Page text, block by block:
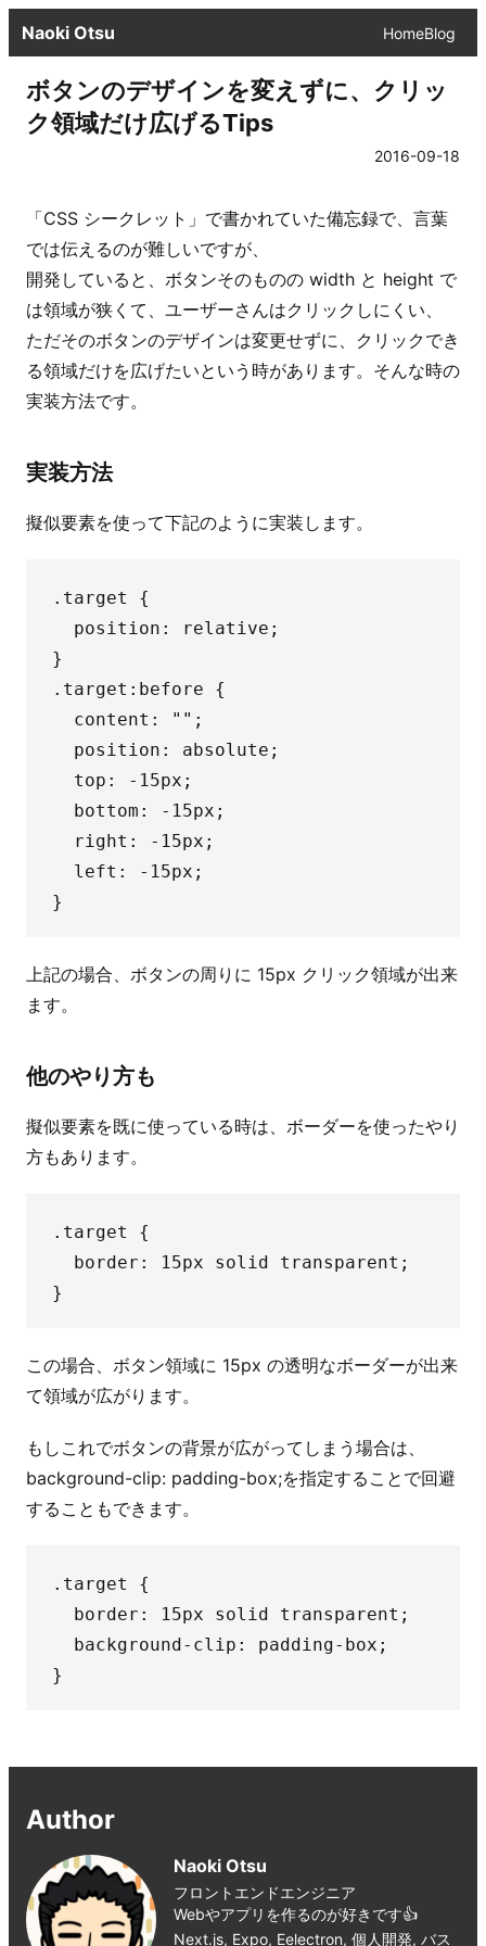
Naoki Otsu HomeBlog
ボタンのデザインを変えずに、クリッ
ク領域だけ広げるTips
2016-09-18
「CSS シークレット 」で書かれていた備忘録で、言葉
では伝えるのが難しいですが、
開発していると、ボタンそのものの width と height で
は領域が狭くて、ユーザーさんはクリックしにくい、
ただそのボタンのデザインは変更せずに、クリックでき
る領域だけを広げたいという時があります。そんな時の
実装方法です。
実装方法
擬似要素を使って下記のように実装します。
.target {
  position: relative;
}
.target:before {
  content: "";
  position: absolute;
  top: -15px;
  bottom: -15px;
  right: -15px;
  left: -15px;
上記の場合、ボタンの周りに 15px クリック領域が出来
ます。
他のやり方も
擬似要素を既に使っている時は、ボーダーを使ったやり
方もあります。
.target {
  border: 15px solid transparent;
この場合、ボタン領域に 15px の透明なボーダーが出来
て領域が広がります。
もしこれでボタンの背景が広がってしまう場合は、
background-clip: padding-box;を指定することで回避
することもできます。
.target {
  border: 15px solid transparent;
  background-clip: padding-box;
Author
Naoki Otsu
フロントエンドエンジニア
Webやアプリを作るのが好きです👍
Next.js, Expo, Eelectron, 個人開発, バス